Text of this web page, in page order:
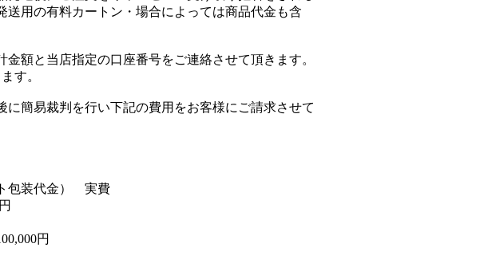
用の有料カートン・場合によっては商品代金も含
額と当店指定の口座番号をご連絡させて頂きます。
す。
簡易裁判を行い下記の費用をお客様にご請求させて
包装代金） 実費
円